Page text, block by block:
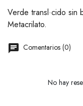
Verde transl·cido sin
Metacrilato.
Comentarios (0)
No hay